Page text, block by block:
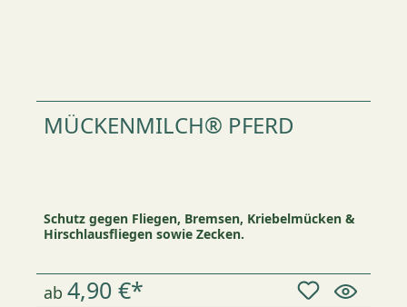
MÜCKENMILCH® PFERD
Schutz gegen Fliegen, Bremsen, Kriebelmücken &
Hirschlausfliegen sowie Zecken.
ab 4,90 €*